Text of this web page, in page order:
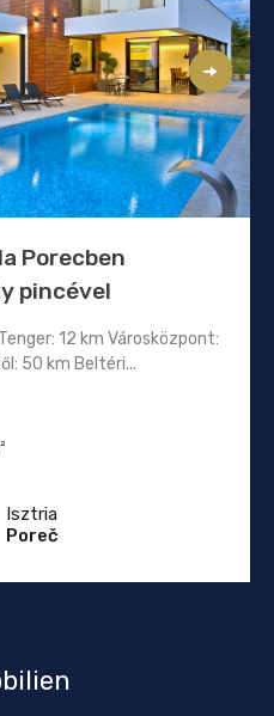
Porecben
pincével
12 km Városközpont:
50 km Beltéri...
Isztria
Poreč